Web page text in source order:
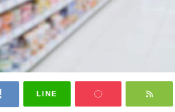
LINE